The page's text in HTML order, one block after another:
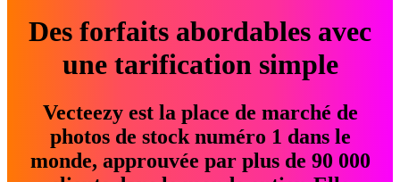
Des forfaits abordables avec
une tarification simple
Vecteezy est la place de marché de
photos de stock numéro 1 dans le
monde, approuvée par plus de 90 000